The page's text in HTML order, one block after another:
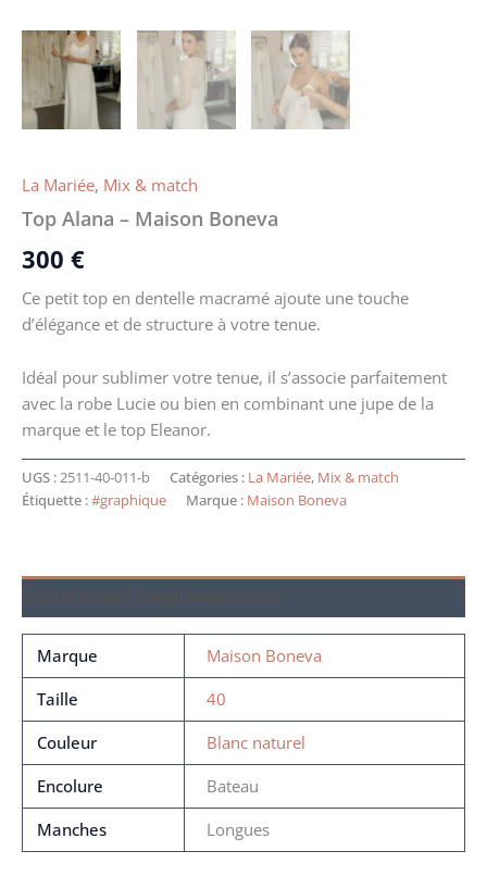
La Mariée, Mix & match
Top Alana – Maison Boneva
300 €
Ce petit top en dentelle macramé ajoute une touche
d’élégance et de structure à votre tenue.
Idéal pour sublimer votre tenue, il s’associe parfaitement
avec la robe Lucie ou bien en combinant une jupe de la
marque et le top Eleanor.
UGS :2511-40-011-b Catégories : La Mariée, Mix & match
Étiquette :#graphique Marque : Maison Boneva
Marque
Maison Boneva
Taille
40
Couleur
Blanc naturel
Encolure
Bateau
Manches
Longues